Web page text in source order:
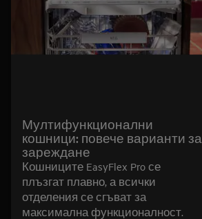
Мултифункционални
кошници: повече варианти за
зареждане
Кошниците EasyFlex Pro се
плъзгат плавно, а всички
отделения се сгъват за
максимална функционалност.